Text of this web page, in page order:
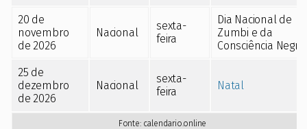
20 de
novembro
de 2026
Nacional
sexta-
feira
Dia Nacional de
Zumbi e da
Consciência Negra
25 de
dezembro
de 2026
Nacional
sexta-
feira
Natal
Fonte: calendario.online